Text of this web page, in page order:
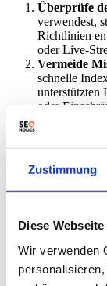
Zustimmung
Diese
Wir verwenden
Überprüfe
verwendest,
Richtlinien
oder Live-
Vermeide
schnelle
unterstützten
oder
in eine
hochwertige
deiner
können
Überwache
überwachen
Sitemap